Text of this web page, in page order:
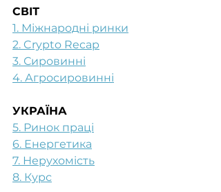
СВІТ
1. Міжнародні ринки
2. Crypto Recap
3. Сировинні
4. Агросировинні
УКРАЇНА
5. Ринок праці
6. Енергетика
7. Нерухомість
8. Курс